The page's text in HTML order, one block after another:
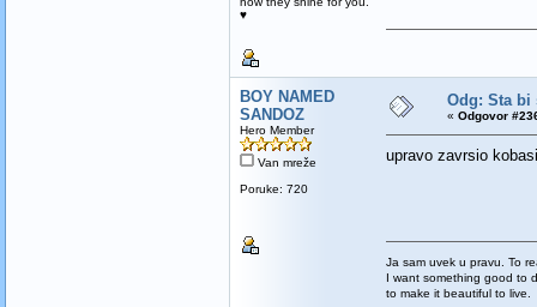
♥
BOY NAMED
SANDOZ
Hero Member
Van mreže
Poruke: 720
Odg: Sta bi
« Odgovor
upravo zavrsio
Ja sam uvek u pravu. To
I want something good to
to make it beautiful to live.